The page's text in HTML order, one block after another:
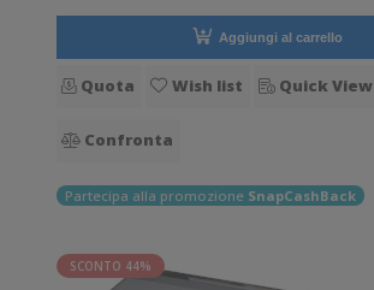
Aggiungi al carrello
Quota Wish list Quick View
Confronta
Partecipa alla promozione SnapCashBack
SCONTO 44%